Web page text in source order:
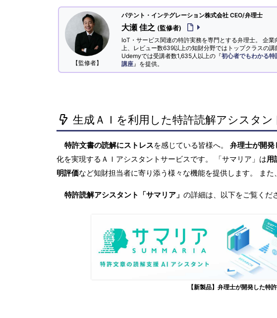
【監修者】
パテント・インテグレーション株式会社 CEO/弁理士
大瀬 佳之 (監修者)
IoT・サービス関連の特許実務を専門とする弁理士。 企
上、レビュー数639以上の知財分野ではトップクラスの講
Udemyでは受講者数1,635人以上の『初心者でもわかる
講座 』を提供。
生成ＡＩを利用した特許読解アシスタン
特許文書の読解にストレスを感じている皆様へ。 弁理士が開発
化を実現するＡＩアシスタントサービスです。 「サマリア」は用
明評価など知財担当者に寄り添う様々な機能を提供します。 また
特許読解アシスタント「サマリア」 の詳細は、以下をご覧くだ
【新製品】弁理士が開発した特